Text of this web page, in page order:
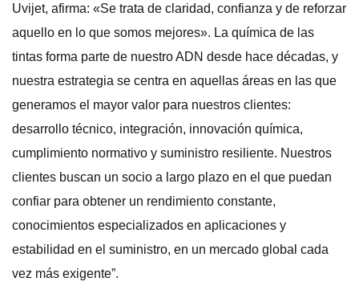
Uvijet, afirma: «Se trata de claridad, confianza y de reforzar
aquello en lo que somos mejores». La química de las
tintas forma parte de nuestro ADN desde hace décadas, y
nuestra estrategia se centra en aquellas áreas en las que
generamos el mayor valor para nuestros clientes:
desarrollo técnico, integración, innovación química,
cumplimiento normativo y suministro resiliente. Nuestros
clientes buscan un socio a largo plazo en el que puedan
confiar para obtener un rendimiento constante,
conocimientos especializados en aplicaciones y
estabilidad en el suministro, en un mercado global cada
vez más exigente”.